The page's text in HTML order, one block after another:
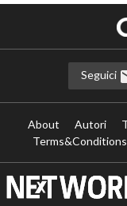
Seguici
About Autori